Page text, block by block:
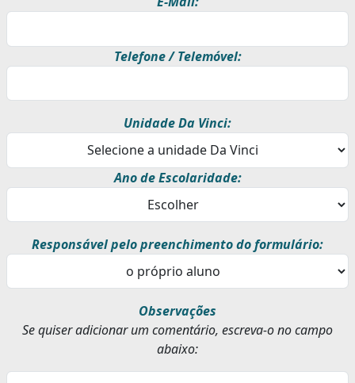
Telefone / Telemóvel:
Unidade Da Vinci:
Ano de Escolaridade:
Responsável pelo preenchimento do formulário:
Observações
Se quiser adicionar um comentário, escreva-o no campo
abaixo: